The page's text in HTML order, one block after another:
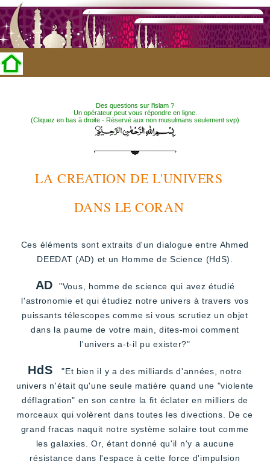
Des questions sur l'islam ?
Un opérateur peut vous répondre en ligne.
(Cliquez en bas à droite - Réservé aux non musulmans seulement svp)
LA CREATION DE L'UNIVERS
DANS LE CORAN
Ces éléments sont extraits d'un dialogue entre Ahmed
DEEDAT (AD) et un Homme de Science (HdS).
AD
"Vous, homme de science qui avez étudié
l'astronomie et qui étudiez notre univers à travers vos
puissants télescopes comme si vous scrutiez un objet
dans la paume de votre main, dites-moi comment
l'univers a-t-il pu exister?"
HdS
"Et bien il y a des milliards d'années, notre
univers n'était qu'une seule matière quand une "violente
déflagration" en son centre la fit éclater en milliers de
morceaux qui volèrent dans toutes les divections. De ce
grand fracas naquit notre système solaire tout comme
les galaxies. Or, étant donné qu'il n'y a aucune
résistance dans l'espace à cette force d'impulsion